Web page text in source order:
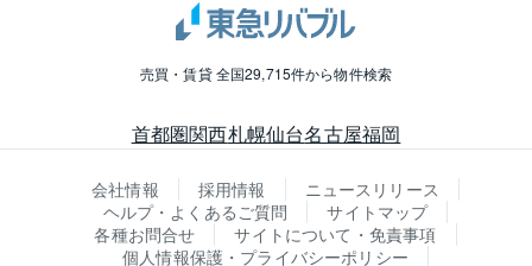
売買・賃貸 全国29,715件から物件検索
首都圏関西札幌仙台名古屋福岡
会社情報 採用情報
ニュースリリース
ヘルプ・よくあるご質問
サイトマップ
各種お問合せ
サイトについて・免責事項
個人情報保護・プライバシーポリシー